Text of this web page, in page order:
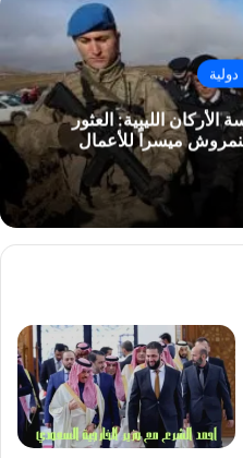
الليبية: العثور
ميسراً للأعمال